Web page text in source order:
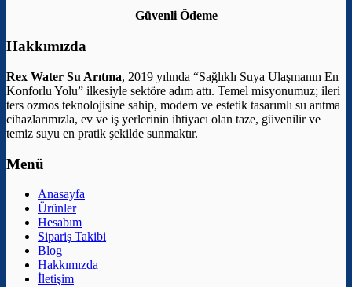
Güvenli Ödeme
Hakkımızda
Rex Water Su Arıtma, 2019 yılında “Sağlıklı Suya Ulaşmanın En
Konforlu Yolu” ilkesiyle sektöre adım attı. Temel misyonumuz; ileri
ters ozmos teknolojisine sahip, modern ve estetik tasarımlı su arıtma
cihazlarımızla, ev ve iş yerlerinin ihtiyacı olan taze, güvenilir ve
temiz suyu en pratik şekilde sunmaktır.
Menü
Anasayfa
Ürünler
Hesabım
Sipariş Takibi
Blog
Hakkımızda
İletişim